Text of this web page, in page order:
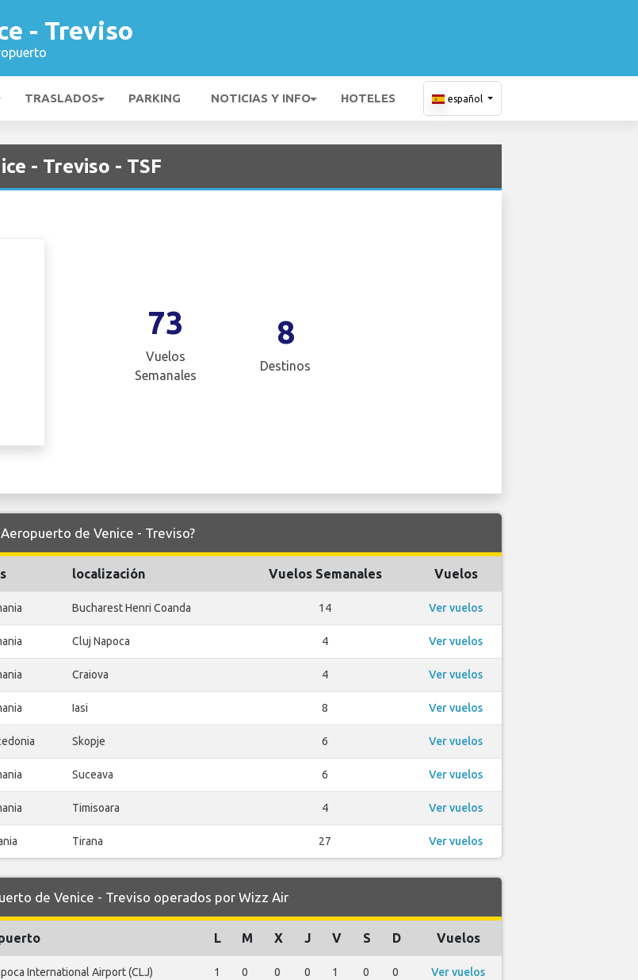
- Treviso
TRASLADOS PARKING NOTICIAS Y INFO HOTELES español
- Treviso - TSF
73
Vuelos
Semanales
8
Destinos
de Venice - Treviso?
localización Vuelos Semanales Vuelos
Bucharest Henri Coanda 14 Ver vuelos
Cluj Napoca 4 Ver vuelos
Craiova 4 Ver vuelos
Iasi 8 Ver vuelos
Skopje 6 Ver vuelos
Suceava 6 Ver vuelos
Timisoara 4 Ver vuelos
Tirana 27 Ver vuelos
de Venice - Treviso operados por Wizz Air
L M X J V S D Vuelos
International Airport (CLJ) 1 0 0 0 1 0 0 Ver vuelos